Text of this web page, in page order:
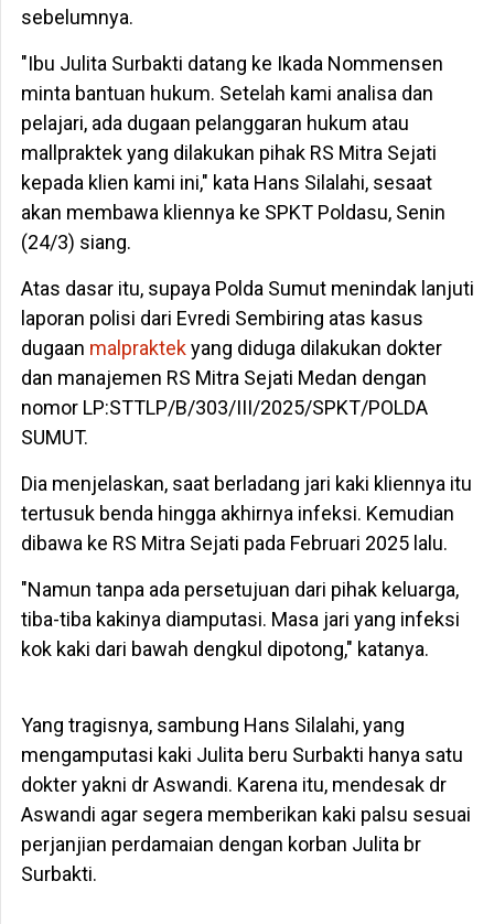
sebelumnya.
"Ibu Julita Surbakti datang ke Ikada Nommensen
minta bantuan hukum. Setelah kami analisa dan
pelajari, ada dugaan pelanggaran hukum atau
mallpraktek yang dilakukan pihak RS Mitra Sejati
kepada klien kami ini," kata Hans Silalahi, sesaat
akan membawa kliennya ke SPKT Poldasu, Senin
(24/3) siang.
Atas dasar itu, supaya Polda Sumut menindak lanjuti
laporan polisi dari Evredi Sembiring atas kasus
dugaan malpraktekyang diduga dilakukan dokter
dan manajemen RS Mitra Sejati Medan dengan
nomor LP:STTLP/B/303/III/2025/SPKT/POLDA
SUMUT.
Dia menjelaskan, saat berladang jari kaki kliennya itu
tertusuk benda hingga akhirnya infeksi. Kemudian
dibawa ke RS Mitra Sejati pada Februari 2025 lalu.
"Namun tanpa ada persetujuan dari pihak keluarga,
tiba-tiba kakinya diamputasi. Masa jari yang infeksi
kok kaki dari bawah dengkul dipotong," katanya.
Yang tragisnya, sambung Hans Silalahi, yang
mengamputasi kaki Julita beru Surbakti hanya satu
dokter yakni dr Aswandi. Karena itu, mendesak dr
Aswandi agar segera memberikan kaki palsu sesuai
perjanjian perdamaian dengan korban Julita br
Surbakti.